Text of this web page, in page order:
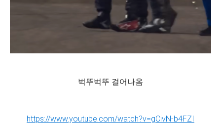
벅뚜벅뚜 걸어나옴
https://www.youtube.com/watch?v=gCivN-b4FZI